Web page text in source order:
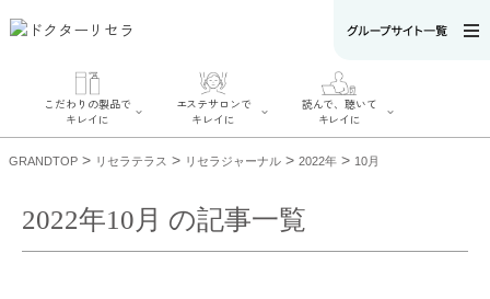
こだわりの製品で
キレイに
エステサロンで
キレイに
読んで、聴いて
キレイに
GRANDTOP > リセラテラス > リセラジャーナル > 2022年 > 10月
2022年10月 の記事一覧